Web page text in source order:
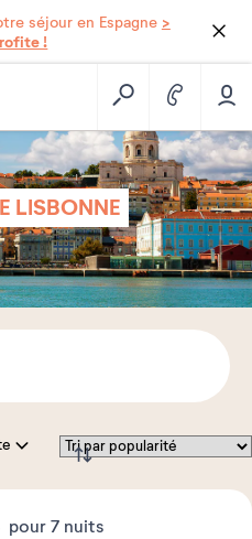
séjour en Espagne >
!
LISBONNE
pour 7 nuits